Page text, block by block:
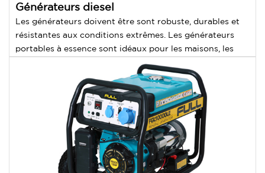
Générateurs diesel
Les générateurs doivent être sont robuste, durables et
résistantes aux conditions extrêmes. Les générateurs
portables à essence sont idéaux pour les maisons, les